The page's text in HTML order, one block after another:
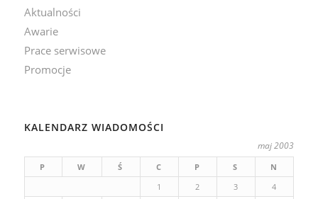
Aktualności
Awarie
Prace serwisowe
Promocje
KALENDARZ WIADOMOŚCI
maj 2003
P W Ś C P S
N
1
2 3
4